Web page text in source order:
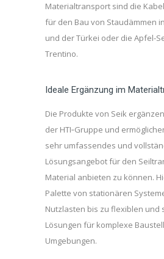
Materialtransport sind die
für den Bau von Staudämmen
und der Türkei oder die Apfel-
Trentino.
Ideale Ergänzung im
Die Produkte von Seik
der HTI‑Gruppe und
sehr umfassendes und
Lösungsangebot für den
Material anbieten zu können.
Palette von stationären
Nutzlasten bis zu flexiblen und
Lösungen für komplexe
Umgebungen.